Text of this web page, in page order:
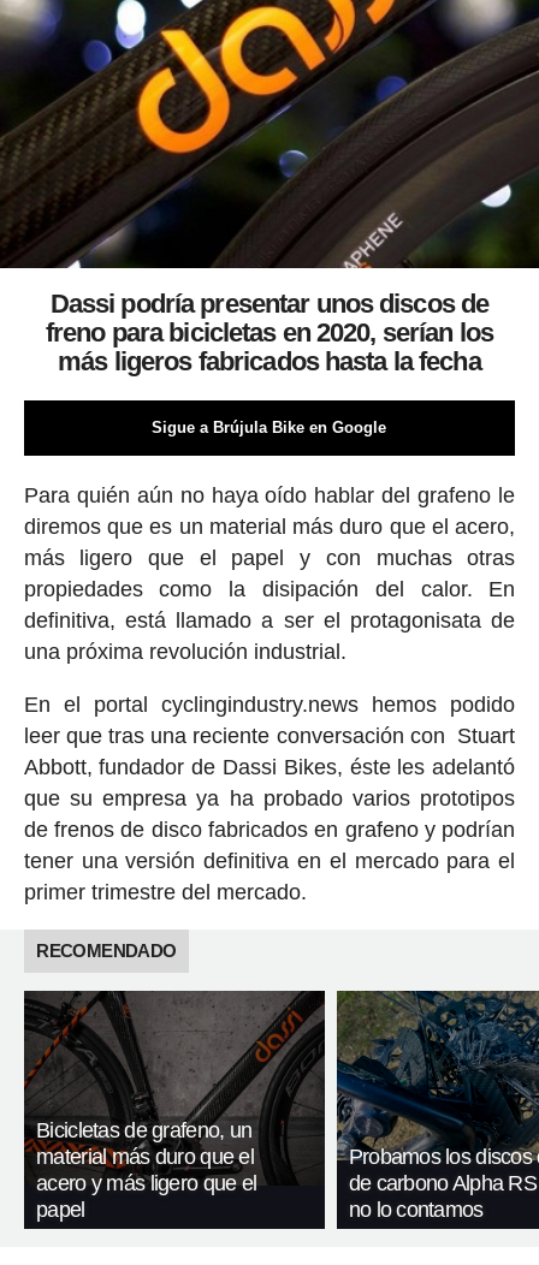
Dassi podría presentar unos discos de
freno para bicicletas en 2020, serían los
más ligeros fabricados hasta la fecha
Sigue a Brújula Bike en Google
Para quién aún no haya oído hablar del grafeno le
diremos que es un material más duro que el acero,
más ligero que el papel y con muchas otras
propiedades como la disipación del calor. En
definitiva, está llamado a ser el protagonisata de
una próxima revolución industrial.
En el portal cyclingindustry.news hemos podido
leer que tras una reciente conversación con Stuart
Abbott, fundador de Dassi Bikes, éste les adelantó
que su empresa ya ha probado varios prototipos
de frenos de disco fabricados en grafeno y podrían
tener una versión definitiva en el mercado para el
primer trimestre del mercado.
RECOMENDADO
Bicicletas de grafeno, un
material más duro que el
acero y más ligero que el
papel
Probamos los discos
de carbono Alpha
no lo contamos